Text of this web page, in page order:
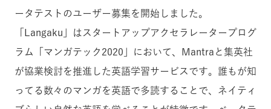
ータテストのユーザー募集を開始しました。
「Langaku」はスタートアップアクセラレータープログ
ラム「マンガテック2020」において、Mantraと集英社
が協業検討を推進した英語学習サービスです。誰もが知
ってる数々のマンガを英語で多読することで、ネイティ